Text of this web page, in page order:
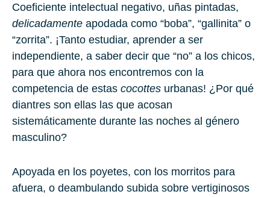
Coeficiente intelectual negativo, uñas pintadas,
delicadamente apodada como “boba”, “gallinita” o
“zorrita”. ¡Tanto estudiar, aprender a ser
independiente, a saber decir que “no” a los chicos,
para que ahora nos encontremos con la
competencia de estas cocottes urbanas! ¿Por qué
diantres son ellas las que acosan
sistemáticamente durante las noches al género
masculino?
Apoyada en los poyetes, con los morritos para
afuera, o deambulando subida sobre vertiginosos